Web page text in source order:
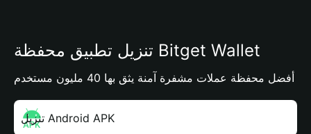
تنزيل تطبيق محفظة Bitget Wallet
أفضل محفظة عملات مشفرة آمنة يثق بها 40 مليون مستخدم
تنزيل Android APK